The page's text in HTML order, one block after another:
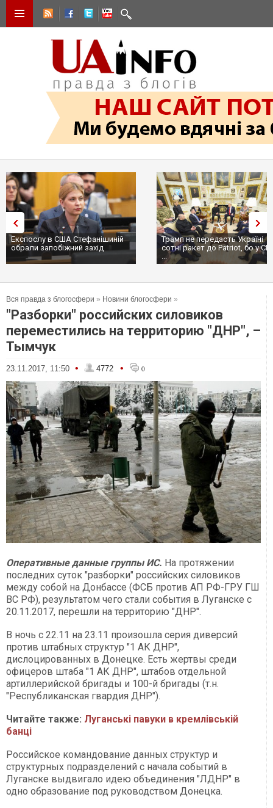
Експослу в США Стефанішиній
обрали запобіжний захід
Трамп не передасть Україні
сотні ракет до Patriot, бо у
...
Вся правда з блогосфери » Новини блогосфери »
"Разборки" российских силовиков
переместились на территорию "ДНР", –
Тымчук
23.11.2017, 11:50 • 4772 • 0
Оперативные данные группы ИС. На протяжении
последних суток "разборки" российских силовиков
между собой на Донбассе (ФСБ против АП РФ-ГРУ ГШ
ВС РФ), результатом чего стали события в Луганске с
20.11.2017, перешли на территорию "ДНР".
В ночь с 22.11 на 23.11 произошла серия диверсий
против штабных структур "1 АК ДНР",
дислоцированных в Донецке. Есть жертвы среди
офицеров штаба "1 АК ДНР", штабов отдельной
артиллерийской бригады и 100-й бригады (т.н.
"Республиканская гвардия ДНР").
Читайте также: Луганські павуки в кремлівській
банці
Российское командование данных структур и
структурных подразделений с начала событий в
Луганске выдвигало идею объединения "ЛДНР" в
одно образование под руководством Донецка.